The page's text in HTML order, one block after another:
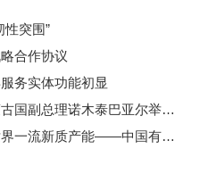
性突围”
合作协议
务实体功能初显
中铝集团董事长段向东与蒙古国副总理诺木泰巴亚尔举行会谈
锻造无愧时代无愧使命的世界一流新质产能——中国有色金属工业的战略应对与破局之道（二）